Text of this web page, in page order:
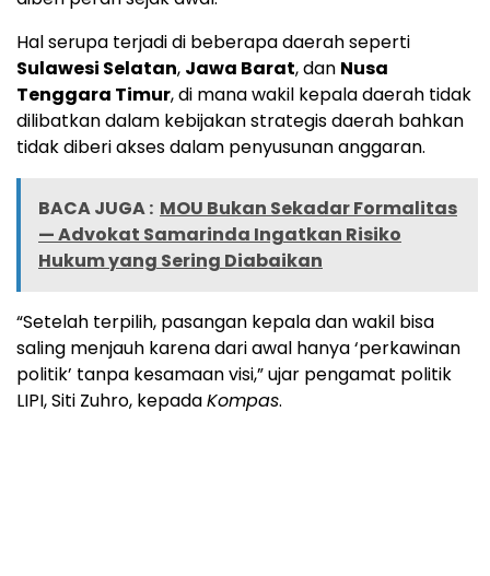
Hal serupa terjadi di beberapa daerah seperti
Sulawesi Selatan, Jawa Barat, dan Nusa
Tenggara Timur, di mana wakil kepala daerah tidak
dilibatkan dalam kebijakan strategis daerah bahkan
tidak diberi akses dalam penyusunan anggaran.
BACA JUGA : MOU Bukan Sekadar Formalitas
— Advokat Samarinda Ingatkan Risiko
Hukum yang Sering Diabaikan
“Setelah terpilih, pasangan kepala dan wakil bisa
saling menjauh karena dari awal hanya ‘perkawinan
politik’ tanpa kesamaan visi,” ujar pengamat politik
LIPI, Siti Zuhro, kepadaKompas.